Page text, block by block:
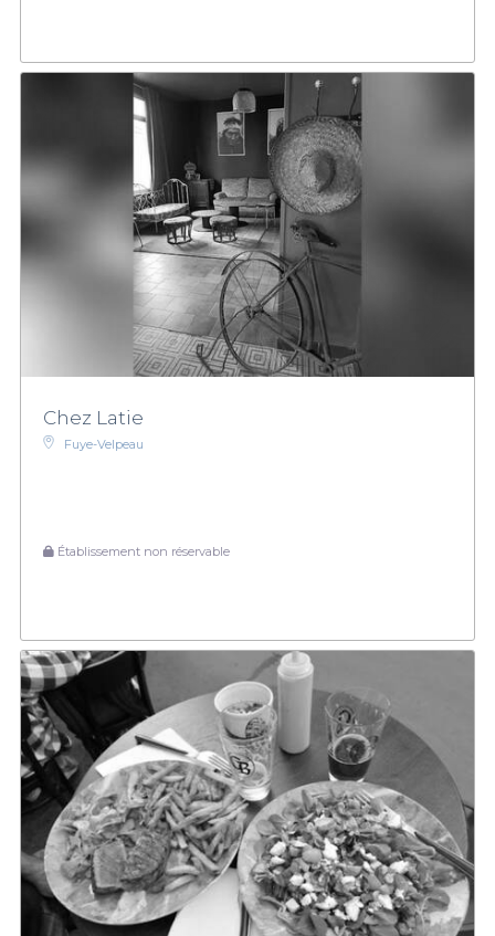
Chez Latie
Fuye-Velpeau
Établissement non réservable